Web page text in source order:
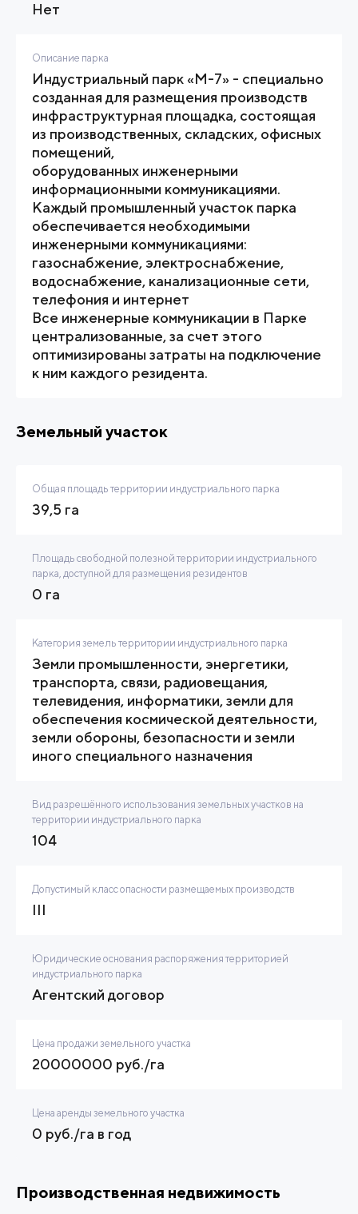
Нет
Описание парка
Индустриальный парк «М-7» - специально
созданная для размещения производств
инфраструктурная площадка, состоящая
из производственных, складских, офисных
помещений,
оборудованных инженерными
информационными коммуникациями.
Каждый промышленный участок парка
обеспечивается необходимыми
инженерными коммуникациями:
газоснабжение, электроснабжение,
водоснабжение, канализационные сети,
телефония и интернет
Все инженерные коммуникации в Парке
централизованные, за счет этого
оптимизированы затраты на подключение
к ним каждого резидента.
Земельный участок
Общая площадь территории индустриального парка
39,5 га
Площадь свободной полезной территории индустриального
парка, доступной для размещения резидентов
0 га
Категория земель территории индустриального парка
Земли промышленности, энергетики,
транспорта, связи, радиовещания,
телевидения, информатики, земли для
обеспечения космической деятельности,
земли обороны, безопасности и земли
иного специального назначения
Вид разрешённого использования земельных участков на
территории индустриального парка
104
Допустимый класс опасности размещаемых производств
III
Юридические основания распоряжения территорией
индустриального парка
Агентский договор
Цена продажи земельного участка
20000000 руб./га
Цена аренды земельного участка
0 руб./га в год
Производственная недвижимость